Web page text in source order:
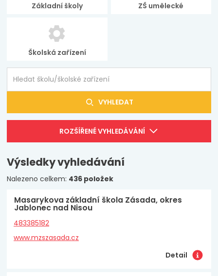
Základní školy ZŠ umělecké
Školská zařízení
VYHLEDAT
ROZŠÍŘENÉ VYHLEDÁVÁNÍ
Výsledky vyhledávání
Nalezeno celkem: 436 položek
Masarykova základní škola Zásada, okres
Jablonec nad Nisou
483385182
www.mzszasada.cz
Detail